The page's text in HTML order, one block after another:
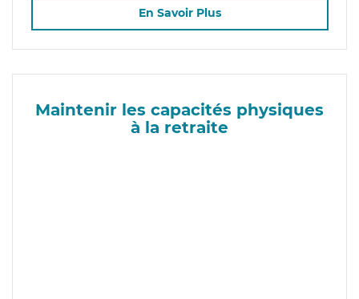
En Savoir Plus
Maintenir les capacités physiques
à la retraite